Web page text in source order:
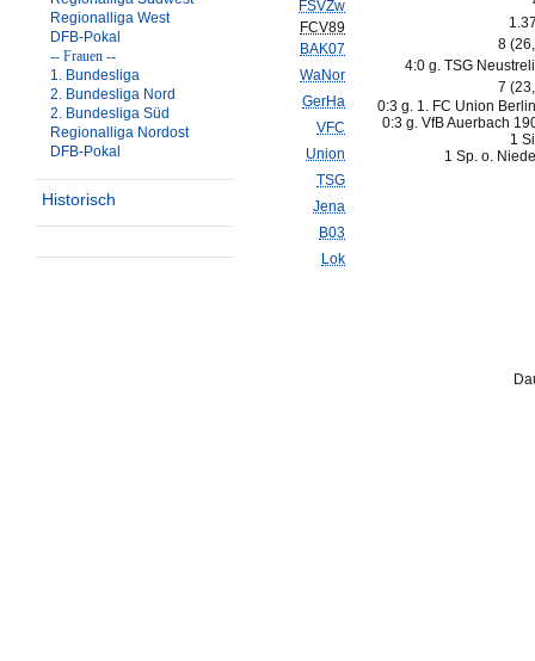
Regionalliga West
DFB-Pokal
-- Frauen --
1. Bundesliga
2. Bundesliga Nord
2. Bundesliga Süd
Regionalliga Nordost
DFB-Pokal
Historisch
FSVZw
FCV89
BAK07
WaNor
GerHa
VFC
Union
TSG
Jena
B03
Lok
8
4:0 g. TSG
7
0:3 g. 1. FC Union
0:3 g. VfB Auerbach
1
1 Sp. o.